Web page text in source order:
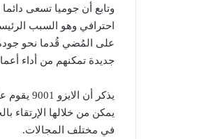
وتابع أن جوميا تسعى
احترافي وهو السبب
على المُضي قُدما نحو جودة
جديدة تمكنهم من أداء
يذكر
يمكن من خلالها الإرتقاء
في مختلف المجالات.